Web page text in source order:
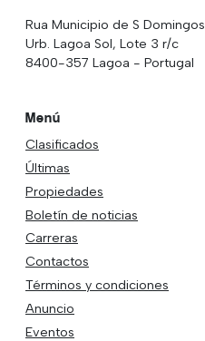
Rua Municipio de S Domingos
Urb. Lagoa Sol, Lote 3 r/c
8400-357 Lagoa - Portugal
Menú
Clasificados
Últimas
Propiedades
Boletín de noticias
Carreras
Contactos
Términos y condiciones
Anuncio
Eventos